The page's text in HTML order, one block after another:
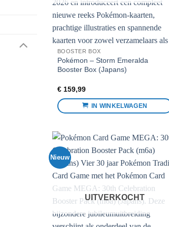
BOOSTER BOX
Pokémon – Storm Emeralda
Booster Box (Japans)
€159,99
IN WINKELWAGEN
Nieuw
Voeg toe
aan
favorieten
UITVERKOCHT